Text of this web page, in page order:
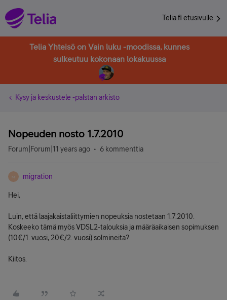
Telia.fi etusivulle
Telia Yhteisö on Vain luku -moodissa, kunnes
sulkeutuu kokonaan lokakuussa
Kysy ja keskustele -palstan arkisto
Nopeuden nosto 1.7.2010
Forum|Forum|11 years ago 6 kommenttia
M migration
Hei,
Luin, että laajakaistaliittymien nopeuksia nostetaan 1.7.2010.
Koskeeko tämä myös VDSL2-talouksia ja määräaikaisen sopimuksen
(10€/1. vuosi, 20€/2. vuosi) solmineita?
Kiitos.